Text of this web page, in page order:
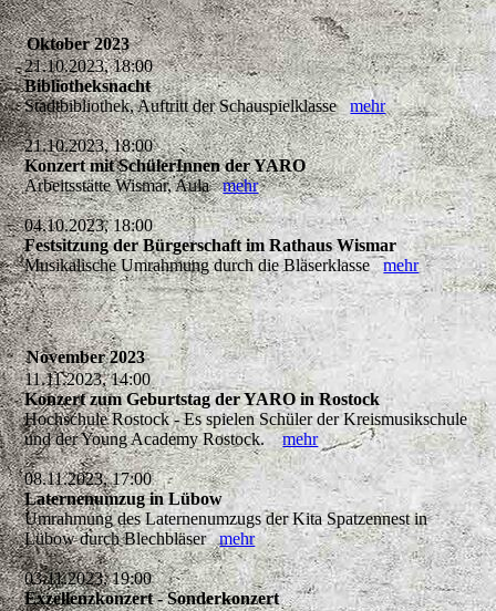
Oktober 2023
21.10.2023, 18:00
Bibliotheksnacht
Stadtbibliothek, Auftritt der Schauspielklassemehr
21.10.2023, 18:00
Konzert mit SchülerInnen der YARO
Arbeitsstätte Wismar, Aulamehr
04.10.2023, 18:00
Festsitzung der Bürgerschaft im Rathaus Wismar
Musikalische Umrahmung durch die Bläserklassemehr
November 2023
11.11.2023, 14:00
Konzert zum Geburtstag der YARO in Rostock
Hochschule Rostock - Es spielen Schüler der Kreismusikschule
und der Young Academy Rostock.mehr
08.11.2023, 17:00
Laternenumzug in Lübow
Umrahmung des Laternenumzugs der Kita Spatzennest in
Lübow durch Blechbläsermehr
03.11.2023, 19:00
Exzellenzkonzert - Sonderkonzert